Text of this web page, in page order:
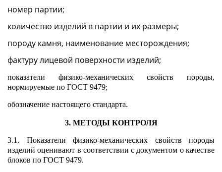
номер партии;
количество изделий в партии и их размеры;
породу камня, наименование месторождения;
фактуру лицевой поверхности изделий;
показатели физико-механических свойств породы,
нормируемые по ГОСТ 9479;
обозначение настоящего стандарта.
3. МЕТОДЫ КОНТРОЛЯ
3.1. Показатели физико-механических свойств породы
изделий оценивают в соответствии с документом о качестве
блоков по ГОСТ 9479.